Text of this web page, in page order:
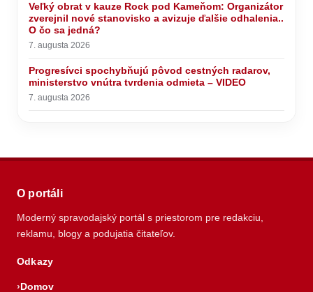
Veľký obrat v kauze Rock pod Kameňom: Organizátor
zverejnil nové stanovisko a avizuje ďalšie odhalenia..
O čo sa jedná?
7. augusta 2026
Progresívci spochybňujú pôvod cestných radarov,
ministerstvo vnútra tvrdenia odmieta – VIDEO
7. augusta 2026
O portáli
Moderný spravodajský portál s priestorom pre redakciu,
reklamu, blogy a podujatia čitateľov.
Odkazy
Domov